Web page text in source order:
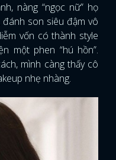
nàng “ngọc nữ” họ
đánh son siêu đậm vô
vốn có thành style
một phen “hú hồn”.
mình càng thấy cô
nhẹ nhàng.